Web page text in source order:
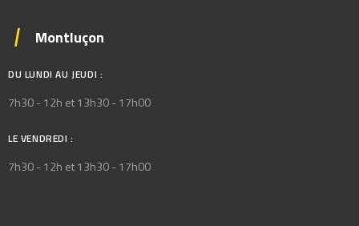
Montluçon
DU LUNDI AU JEUDI :
7h30 - 12h et 13h30 - 17h00
LE VENDREDI :
7h30 - 12h et 13h30 - 17h00